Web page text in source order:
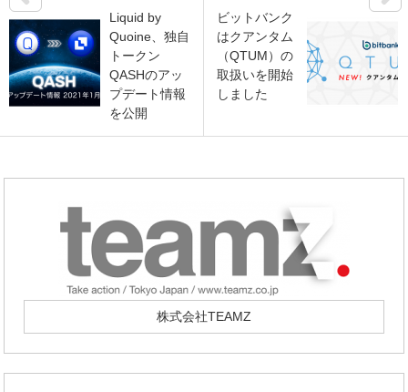
Liquid by
Quoine、独自
トークン
QASHのアッ
プデート情報
を公開
ビットバンク
はクアンタム
（QTUM）の
取扱いを開始
しました
株式会社TEAMZ